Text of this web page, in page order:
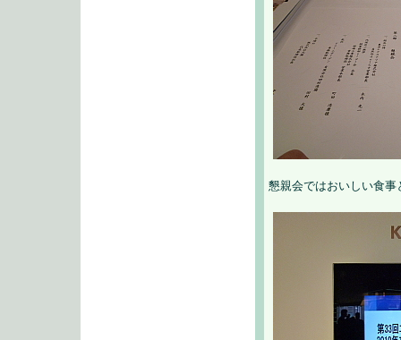
懇親会ではおいしい食事